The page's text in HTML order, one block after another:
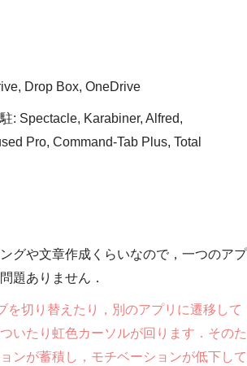
Drop Box, OneDrive
: Spectacle, Karabiner, Alfred,
Pro, Command-Tab Plus, Total
グや文章作成くらいなので，一つのアプ
題ありません．
を切り替えたり，別のアプリに遷移して
いたり虹色カーソルが回ります．そのた
ンが蓄積し，モチベーションが低下して